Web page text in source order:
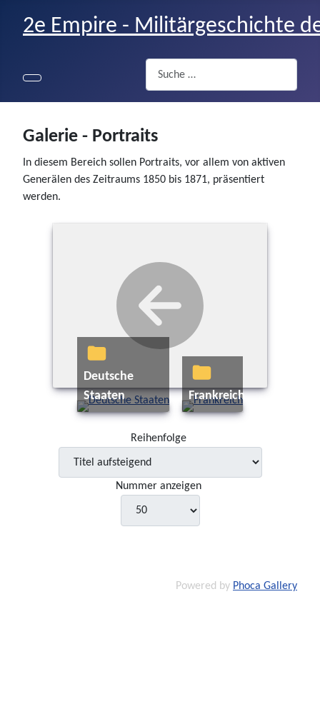
2e Empire - Militärgeschichte
Galerie - Portraits
In diesem Bereich sollen Portraits, vor allem von aktiven
Generälen des Zeitraums 1850 bis 1871, präsentiert
werden.
Deutsche
Staaten
Frankreich
Reihenfolge
Nummer anzeigen
Powered by Phoca Gallery